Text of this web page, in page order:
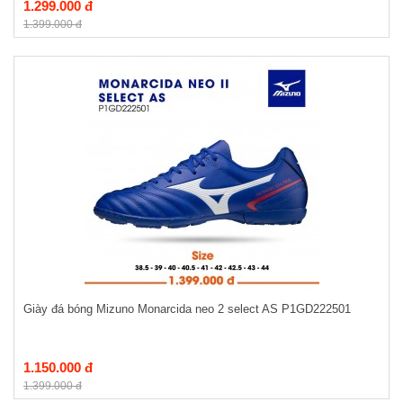
1.299.000 đ
1.399.000 đ
Giày đá bóng Mizuno Monarcida neo 2 select AS P1GD222501
1.150.000 đ
1.399.000 đ